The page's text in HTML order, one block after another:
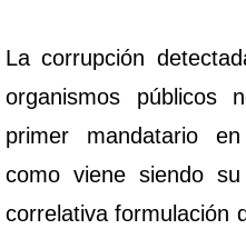
La corrupción
organismos públicos
primer mandatario
como viene siendo
correlativa formulación